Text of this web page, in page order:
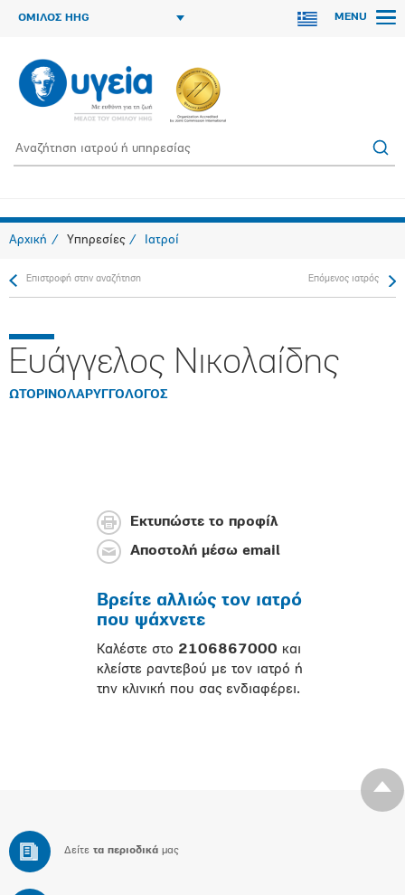
ΟΜΙΛΟΣ HHG MENU
Αρχική Υπηρεσίες Ιατροί
Επιστροφή στην αναζήτηση Επόμενος ιατρός
Ευάγγελος Νικολαίδης
ΩΤΟΡΙΝΟΛΑΡΥΓΓΟΛΟΓΟΣ
Εκτυπώστε το προφίλ
Αποστολή μέσω email
Βρείτε αλλιώς τον ιατρό
που ψάχνετε
Καλέστε στο 2106867000 και
κλείστε ραντεβού με τον ιατρό ή
την κλινική που σας ενδιαφέρει.
Δείτε τα περιοδικά μας